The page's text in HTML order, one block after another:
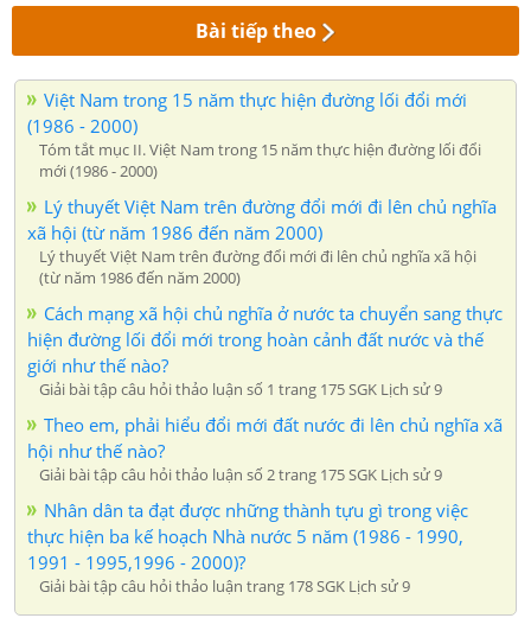
Bài tiếp theo
Việt Nam trong 15 năm thực hiện đường lối đổi mới
(1986 - 2000)
Tóm tắt mục II. Việt Nam trong 15 năm thực hiện đường lối đổi
mới (1986 - 2000)
Lý thuyết Việt Nam trên đường đổi mới đi lên chủ nghĩa
xã hội (từ năm 1986 đến năm 2000)
Lý thuyết Việt Nam trên đường đổi mới đi lên chủ nghĩa xã hội
(từ năm 1986 đến năm 2000)
Cách mạng xã hội chủ nghĩa ở nước ta chuyển sang thực
hiện đường lối đổi mới trong hoàn cảnh đất nước và thế
giới như thế nào?
Giải bài tập câu hỏi thảo luận số 1 trang 175 SGK Lịch sử 9
Theo em, phải hiểu đổi mới đất nước đi lên chủ nghĩa xã
hội như thế nào?
Giải bài tập câu hỏi thảo luận số 2 trang 175 SGK Lịch sử 9
Nhân dân ta đạt được những thành tựu gì trong việc
thực hiện ba kế hoạch Nhà nước 5 năm (1986 - 1990,
1991 - 1995,1996 - 2000)?
Giải bài tập câu hỏi thảo luận trang 178 SGK Lịch sử 9